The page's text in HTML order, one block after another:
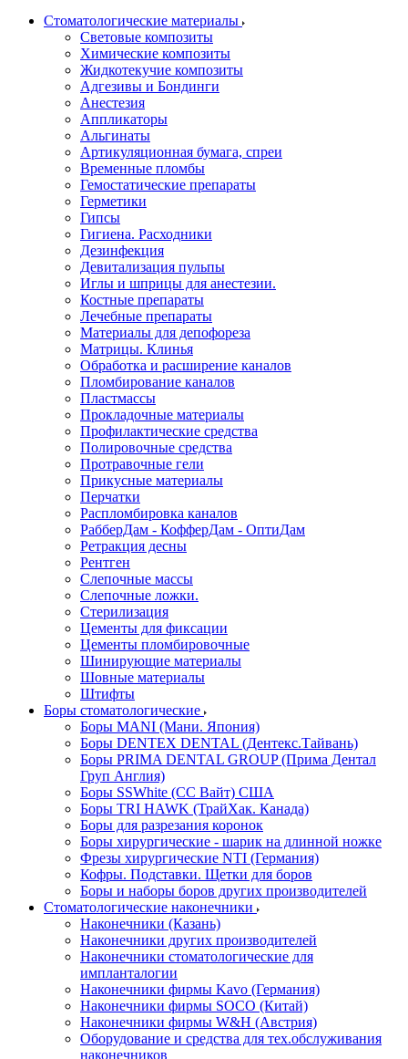
Стоматологические материалы
Световые композиты
Химические композиты
Жидкотекучие композиты
Адгезивы и Бондинги
Анестезия
Аппликаторы
Альгинаты
Артикуляционная бумага, спреи
Временные пломбы
Гемостатические препараты
Герметики
Гипсы
Гигиена. Расходники
Дезинфекция
Девитализация пульпы
Иглы и шприцы для анестезии.
Костные препараты
Лечебные препараты
Материалы для депофореза
Матрицы. Клинья
Обработка и расширение каналов
Пломбирование каналов
Пластмассы
Прокладочные материалы
Профилактические средства
Полировочные средства
Протравочные гели
Прикусные материалы
Перчатки
Распломбировка каналов
РабберДам - КофферДам - ОптиДам
Ретракция десны
Рентген
Слепочные массы
Слепочные ложки.
Стерилизация
Цементы для фиксации
Цементы пломбировочные
Шинирующие материалы
Шовные материалы
Штифты
Боры стоматологические
Боры MANI (Мани. Япония)
Боры DENTEX DENTAL (Дентекс.Тайвань)
Боры PRIMA DENTAL GROUP (Прима Дентал
Груп Англия)
Боры SSWhite (СС Вайт) США
Боры TRI HAWK (ТрайХак. Канада)
Боры для разрезания коронок
Боры хирургические - шарик на длинной ножке
Фрезы хирургические NTI (Германия)
Кофры. Подставки. Щетки для боров
Боры и наборы боров других производителей
Стоматологические наконечники
Наконечники (Казань)
Наконечники других производителей
Наконечники стоматологические для
импланталогии
Наконечники фирмы Kavo (Германия)
Наконечники фирмы SOCO (Китай)
Наконечники фирмы W&H (Австрия)
Оборудование и средства для тех.обслуживания
наконечников